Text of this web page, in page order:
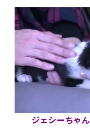
ジェシーちゃん